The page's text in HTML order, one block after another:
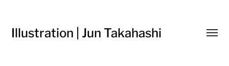
Illustration | Jun Takahashi